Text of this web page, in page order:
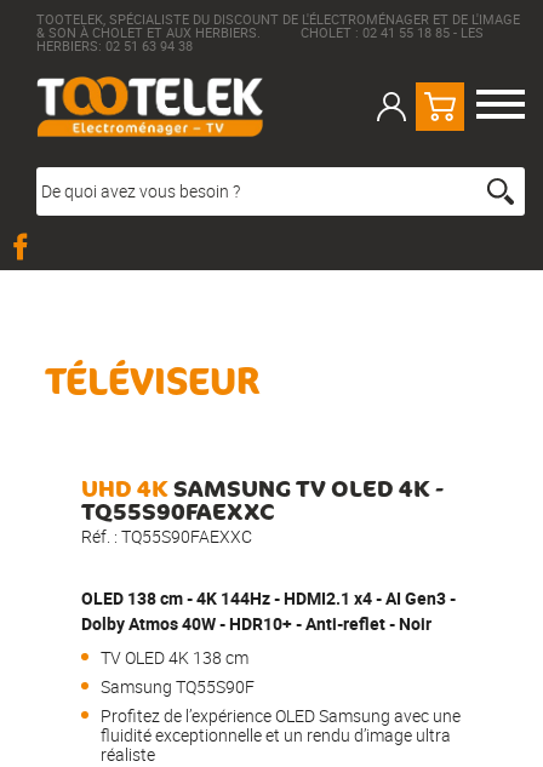
TOOTELEK, SPÉCIALISTE DU DISCOUNT DE L'ÉLECTROMÉNAGER ET DE L'IMAGE
& SON À CHOLET ET AUX HERBIERS. CHOLET : 02 41 55 18 85 - LES
HERBIERS: 02 51 63 94 38
TÉLÉVISEUR
UHD 4KSAMSUNG TV OLED 4K -
TQ55S90FAEXXC
Réf. :TQ55S90FAEXXC
OLED 138 cm - 4K 144Hz - HDMI2.1 x4 - AI Gen3 -
Dolby Atmos 40W - HDR10+ - Anti-reflet - Noir
TV OLED 4K 138 cm
Samsung TQ55S90F
Profitez de l’expérience OLED Samsung avec une
fluidité exceptionnelle et un rendu d’image ultra
réaliste